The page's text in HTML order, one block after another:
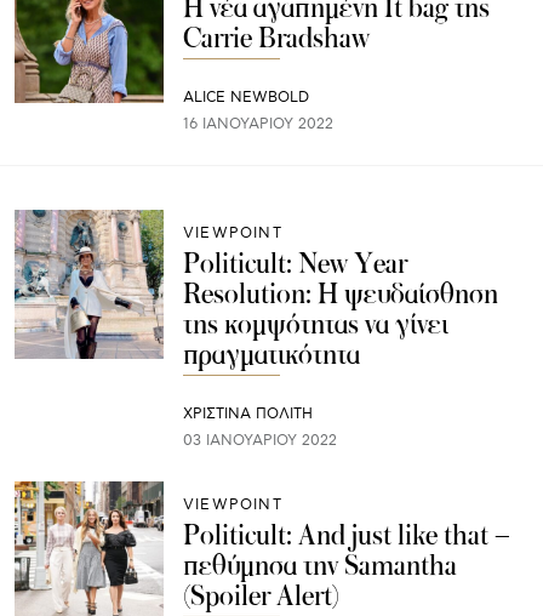
Η νέα αγαπημένη It bag της
Carrie Bradshaw
ALICE NEWBOLD
16 ΙΑΝΟΥΑΡΊΟΥ 2022
VIEWPOINT
Politicult: New Year
Resolution: Η ψευδαίσθηση
της κομψότητας να γίνει
πραγματικότητα
ΧΡΙΣΤΙΝΑ ΠΟΛΙΤΗ
03 ΙΑΝΟΥΑΡΊΟΥ 2022
VIEWPOINT
Politicult: Αnd just like that –
πεθύμησα την Samantha
(Spoiler Alert)